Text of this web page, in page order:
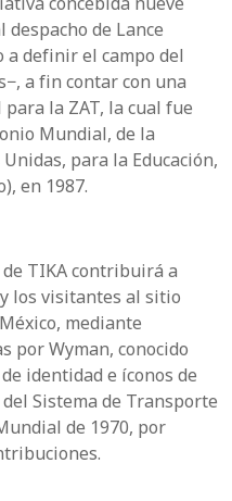
despacho de Lance
definir el campo del
a fin contar con una
la ZAT, la cual fue
Mundial, de la
para la Educación,
en 1987.
TIKA contribuirá a
los visitantes al sitio
mediante
por Wyman, conocido
identidad e íconos de
Sistema de Transporte
de 1970, por